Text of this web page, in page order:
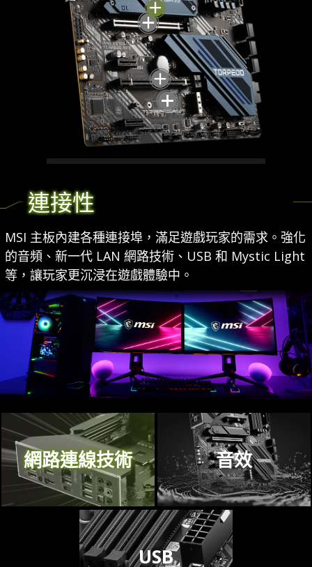
LIGHTNING GEN 4 M.2
MSI X570S主板相容AMD Ryzen 5000
系列處理器，支援市場上最快、最新的
Lightning Gen4 M.2 解決方案，傳輸
速度高達 64 Gb / s。
連接性
MSI 主板內建各種連接埠，滿足遊戲玩家的需求。強化
的音頻、新一代 LAN 網路技術、USB 和 Mystic Light
等，讓玩家更沉浸在遊戲體驗中。
網路連線技術 音效
USB